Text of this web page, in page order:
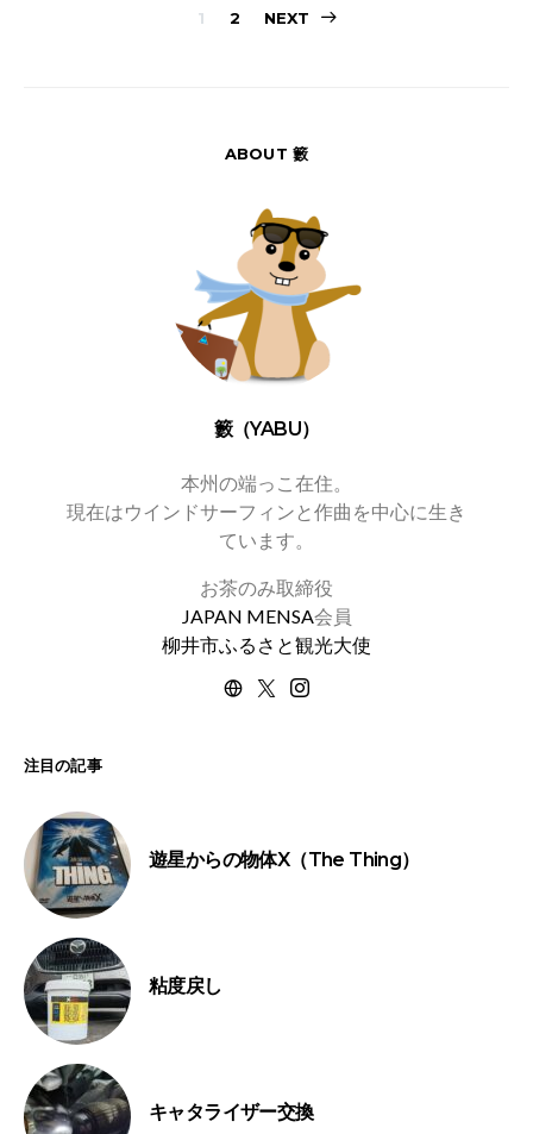
投
ペ
ー
ジ
送
り
1 2 NEXT
ABOUT 籔
籔（YABU）
本州の端っこ在住。
現在はウインドサーフィンと作曲を中心に生き
ています。
お茶のみ取締役
JAPAN MENSA会員
柳井市ふるさと観光大使
注目の記事
遊星からの物体X（The Thing）
粘度戻し
キャタライザー交換